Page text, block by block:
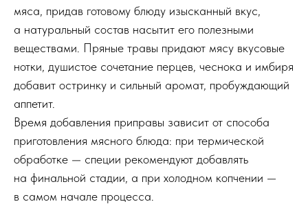
мяса, придав готовому блюду изысканный вкус,
а натуральный состав насытит его полезными
веществами. Пряные травы придают мясу вкусовые
нотки, душистое сочетание перцев, чеснока и имбиря
добавит остринку и сильный аромат, пробуждающий
аппетит.
Время добавления приправы зависит от способа
приготовления мясного блюда: при термической
обработке — специи рекомендуют добавлять
на финальной стадии, а при холодном копчении —
в самом начале процесса.